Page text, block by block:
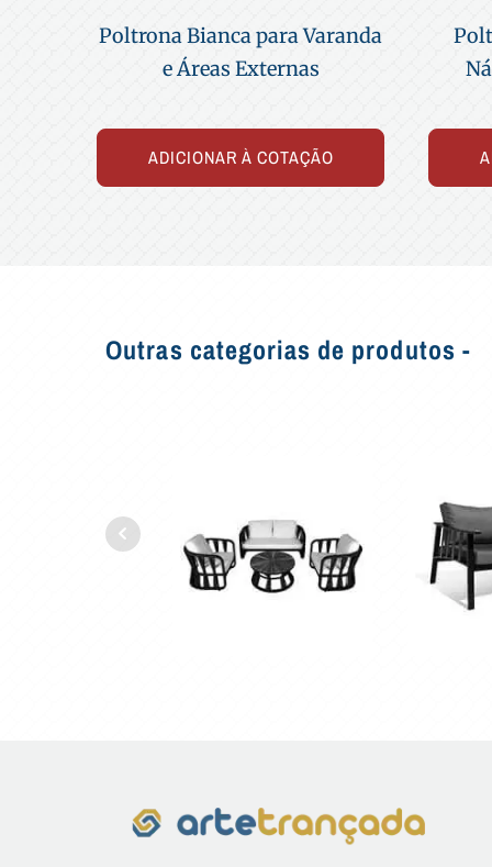
Poltrona Bianca para Varanda
e Áreas Externas
ADICIONAR À COTAÇÃO
Outras categorias de produtos -